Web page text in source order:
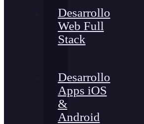
Desarrollo
Web Full
Stack
Desarrollo
Apps iOS
&
Android